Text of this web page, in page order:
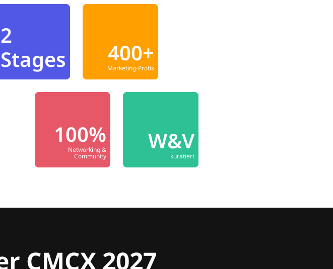
2
Stages
400+
Marketing-Profis
100%
Networking &
Community
W&V
kuratiert
CMCX 2027